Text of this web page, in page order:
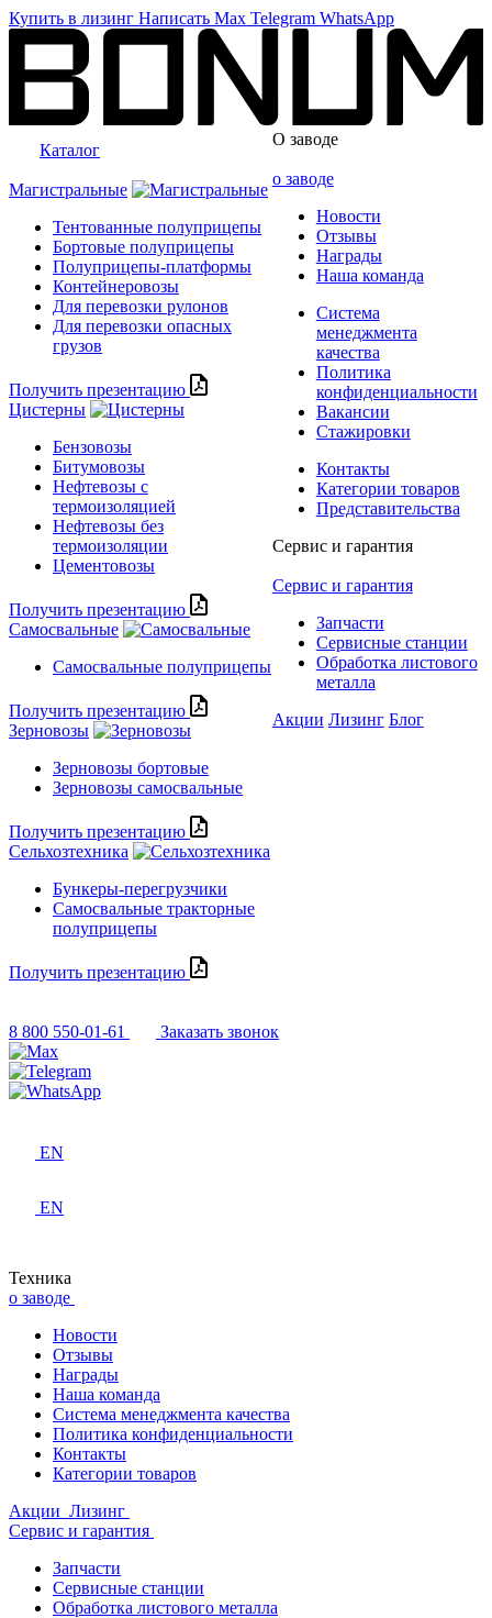
Купить в лизинг Написать Max Telegram WhatsApp
Каталог
Магистральные
Тентованные полуприцепы
Бортовые полуприцепы
Полуприцепы-платформы
Контейнеровозы
Для перевозки рулонов
Для перевозки опасных
грузов
Получить презентацию
Цистерны
Бензовозы
Битумовозы
Нефтевозы с
термоизоляцией
Нефтевозы без
термоизоляции
Цементовозы
Получить презентацию
Самосвальные
Самосвальные полуприцепы
Получить презентацию
Зерновозы
Зерновозы бортовые
Зерновозы самосвальные
Получить презентацию
Сельхозтехника
Бункеры-перегрузчики
Самосвальные тракторные
полуприцепы
Получить презентацию
О заводе
о заводе
Новости
Отзывы
Награды
Наша команда
Система
менеджмента
качества
Политика
конфиденциальности
Вакансии
Стажировки
Контакты
Категории товаров
Представительства
Сервис и гарантия
Сервис и гарантия
Запчасти
Сервисные станции
Обработка листового
металла
Акции Лизинг Блог
8 800 550-01-61 Заказать звонок
EN
EN
Техника
о заводе
Новости
Отзывы
Награды
Наша команда
Система менеджмента качества
Политика конфиденциальности
Контакты
Категории товаров
Акции Лизинг
Сервис и гарантия
Запчасти
Сервисные станции
Обработка листового металла